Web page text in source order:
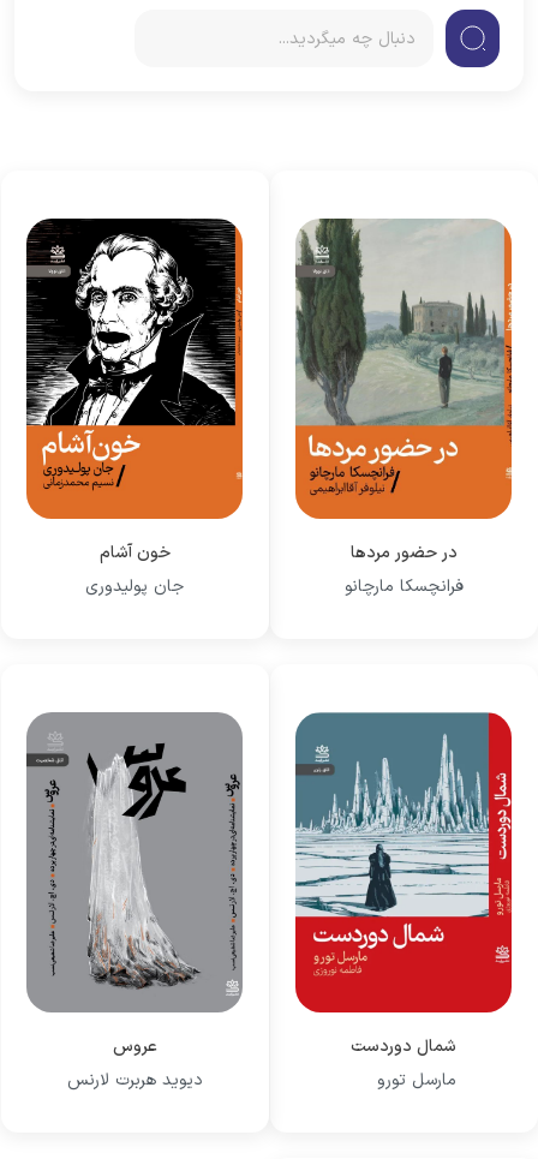
در حضور مردها
فرانچسکا مارچانو
خون آشام
جان پولیدوری
شمال دوردست
مارسل تورو
عروس
دیوید هربرت لارنس